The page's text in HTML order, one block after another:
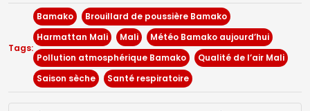
Tags:
Bamako
Brouillard de poussière Bamako
Harmattan Mali
Mali
Météo Bamako aujourd’hui
Pollution atmosphérique Bamako
Qualité de l’air Mali
Saison sèche
Santé respiratoire